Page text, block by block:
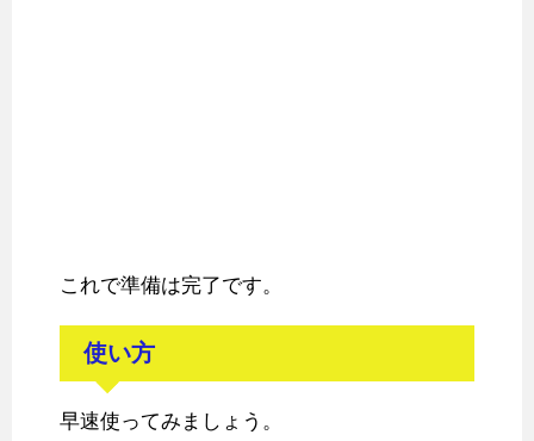
これで準備は完了です。
使い方
早速使ってみましょう。